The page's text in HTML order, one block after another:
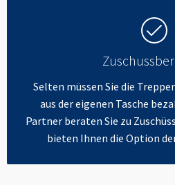
Selten müssen Sie die
aus der eigenen Tasche
Partner beraten Sie zu
bieten Ihnen die Option